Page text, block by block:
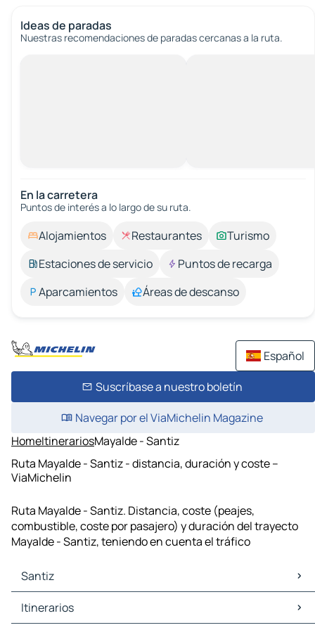
Ideas de paradas
Nuestras recomendaciones de paradas cercanas a la ruta.
En la carretera
Puntos de interés a lo largo de su ruta.
Alojamientos Restaurantes
Turismo
Estaciones de servicio
Puntos de recarga
Aparcamientos
Áreas de descanso
Español
Suscríbase a nuestro boletín
Navegar por el ViaMichelin Magazine
HomeItinerariosMayalde - Santiz
Ruta Mayalde - Santiz - distancia, duración y coste –
ViaMichelin
Ruta Mayalde - Santiz. Distancia, coste (peajes,
combustible, coste por pasajero) y duración del trayecto
Mayalde - Santiz, teniendo en cuenta el tráfico
Santiz
Santiz Mapas Planos
Santiz Trafico
Itinerarios